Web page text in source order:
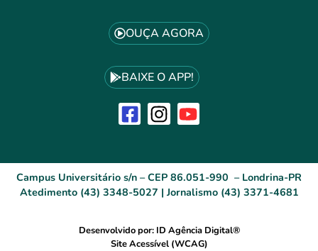
OUÇA AGORA
BAIXE O APP!
Campus Universitário s/n – CEP 86.051-990 – Londrina-PR
Atedimento (43) 3348-5027 | Jornalismo (43) 3371-4681
Desenvolvido por: ID Agência Digital®
Site Acessível (WCAG)